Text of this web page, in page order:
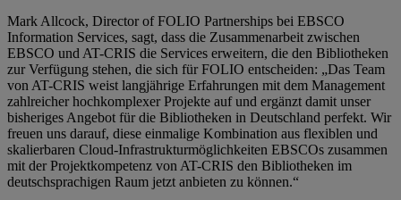
Mark Allcock, Director of FOLIO Partnerships bei EBSCO
Information Services, sagt, dass die Zusammenarbeit zwischen
EBSCO und AT-CRIS die Services erweitern, die den Bibliotheken
zur Verfügung stehen, die sich für FOLIO entscheiden: „Das Team
von AT-CRIS weist langjährige Erfahrungen mit dem Management
zahlreicher hochkomplexer Projekte auf und ergänzt damit unser
bisheriges Angebot für die Bibliotheken in Deutschland perfekt. Wir
freuen uns darauf, diese einmalige Kombination aus flexiblen und
skalierbaren Cloud-Infrastrukturmöglichkeiten EBSCOs zusammen
mit der Projektkompetenz von AT-CRIS den Bibliotheken im
deutschsprachigen Raum jetzt anbieten zu können.“